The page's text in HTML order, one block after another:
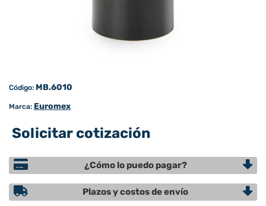
Código: MB.6010
Marca: Euromex
Solicitar cotización
¿Cómo lo puedo pagar?
Plazos y costos de envío